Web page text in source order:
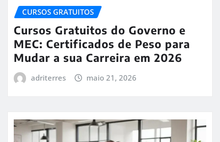
CURSOS GRATUITOS
Cursos Gratuitos do Governo e
MEC: Certificados de Peso para
Mudar a sua Carreira em 2026
adriterres maio 21, 2026